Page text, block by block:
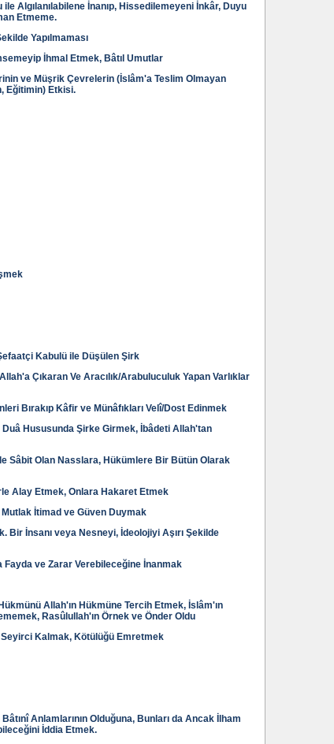
Algılanılabilene İnanıp, Hissedilemeyeni İnkâr, Duyu
Etmeme.
Yapılmaması
İhmal Etmek, Bâtıl Umutlar
ve Müşrik Çevrelerin (İslâm'a Teslim Olmayan
Eğitimin) Etkisi.
Kabulü ile Düşülen Şirk
Çıkaran Ve Aracılık/Arabuluculuk Yapan Varlıklar
Bırakıp Kâfir ve Münâfıkları Velî/Dost Edinmek
Hususunda Şirke Girmek, İbâdeti Allah'tan
Sâbit Olan Nasslara, Hükümlere Bir Bütün Olarak
Alay Etmek, Onlara Hakaret Etmek
İtimad ve Güven Duymak
Bir İnsanı veya Nesneyi, İdeolojiyi Aşırı Şekilde
Fayda ve Zarar Verebileceğine İnanmak
Allah'ın Hükmüne Tercih Etmek, İslâm'ın
Rasûlullah'ın Örnek ve Önder Oldu
Seyirci Kalmak, Kötülüğü Emretmek
Anlamlarının Olduğuna, Bunları da Ancak İlham
İddia Etmek.